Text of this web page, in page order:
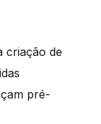
criação de
pré-